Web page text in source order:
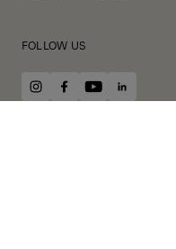
FOLLOW US
instagram
facebook
youtubelinkedin